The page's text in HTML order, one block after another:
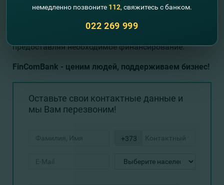
Мы поддерживаем и призываем развивать свой
ваш бизнес! Пусть ваш аграрный бизнес принесет
предоставляя необходимое финансирование.
FinComBank - ценим людей, поддерживаем бизнес!
Оставьте свои контактные данные и
мы Вам перезвоним!
+373
немедленно позвоните 112, свяжитесь с банком.
022 269 999